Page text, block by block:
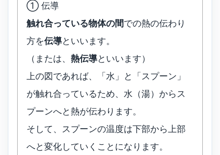
① 伝導
触れ合っている物体の間での熱の伝わり
方を伝導といいます。
（または、 熱伝導といいます）
上の図であれば、「水」と「スプーン」
が触れ合っているため、水（湯）からス
プーンへと熱が伝わります。
そして、スプーンの温度は下部から上部
へと変化していくことになります。